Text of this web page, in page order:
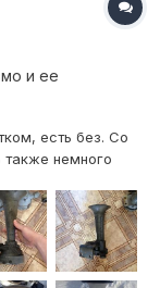
и ее
есть без. Со
также немного
тел или ватсап